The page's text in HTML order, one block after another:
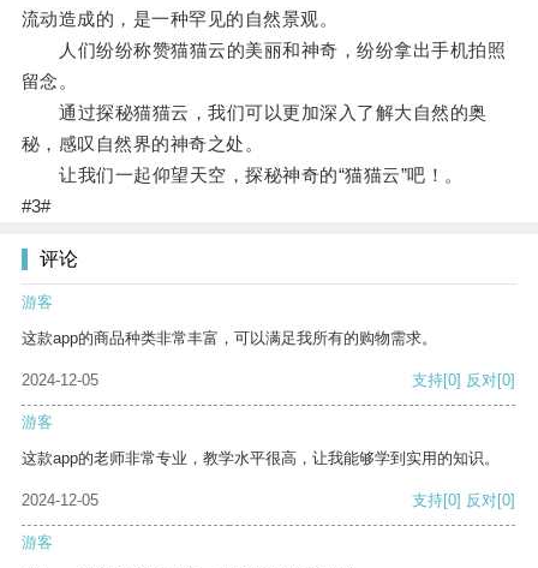
流动造成的，是一种罕见的自然景观。
人们纷纷称赞猫猫云的美丽和神奇，纷纷拿出手机拍照
留念。
通过探秘猫猫云，我们可以更加深入了解大自然的奥
秘，感叹自然界的神奇之处。
让我们一起仰望天空，探秘神奇的“猫猫云”吧！。
#3#
评论
游客
这款app的商品种类非常丰富，可以满足我所有的购物需求。
2024-12-05 支持[0] 反对[0]
游客
这款app的老师非常专业，教学水平很高，让我能够学到实用的知识。
2024-12-05 支持[0] 反对[0]
游客